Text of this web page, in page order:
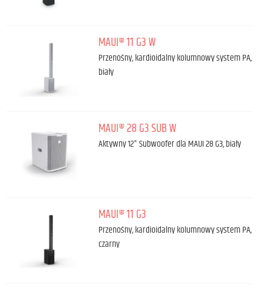
MAUI® 11 G3 W
Przenośny, kardioidalny kolumnowy system PA,
biały
MAUI® 28 G3 SUB W
Aktywny 12" Subwoofer dla MAUI 28 G3, biały
MAUI® 11 G3
Przenośny, kardioidalny kolumnowy system PA,
czarny